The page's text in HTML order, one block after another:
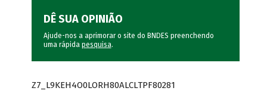
DÊ SUA OPINIÃO
Ajude-nos a aprimorar o site do BNDES preenchendo
uma rápida pesquisa.
Z7_L9KEH4O0LORH80ALCLTPF80281